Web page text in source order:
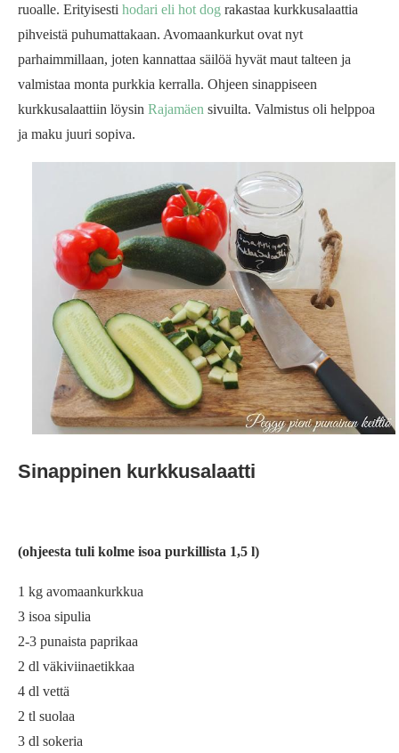
ruoalle. Erityisesti hodari eli hot dog rakastaa kurkkusalaattia
pihveistä puhumattakaan. Avomaankurkut ovat nyt
parhaimmillaan, joten kannattaa säilöä hyvät maut talteen ja
valmistaa monta purkkia kerralla. Ohjeen sinappiseen
kurkkusalaattiin löysin Rajamäen sivuilta. Valmistus oli helppoa
ja maku juuri sopiva.
Sinappinen kurkkusalaatti
(ohjeesta tuli kolme isoa purkillista 1,5 l)
1 kg avomaankurkkua
3 isoa sipulia
2-3 punaista paprikaa
2 dl väkiviinaetikkaa
4 dl vettä
2 tl suolaa
3 dl sokeria